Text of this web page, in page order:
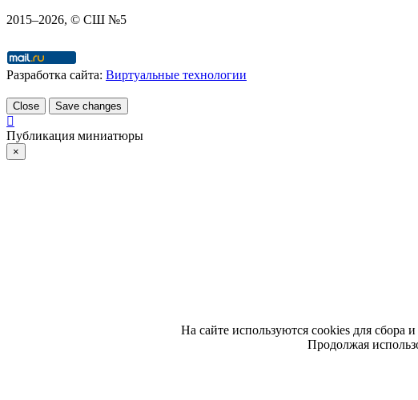
2015–2026, © СШ №5
Разработка сайта: Виртуальные технологии
Close Save changes
Публикация миниатюры
×
На сайте используются cookies для сбора
Продолжая